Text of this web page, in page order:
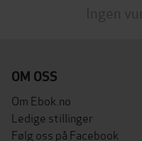
Ingen
OM OSS
Om Ebok.no
Ledige stillinger
Følg oss på Facebook